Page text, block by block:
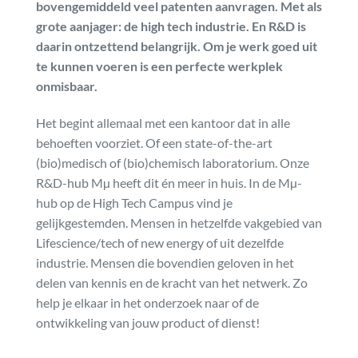
bovengemiddeld veel patenten aanvragen. Met als
grote aanjager: de high tech industrie. En R&D is
daarin ontzettend belangrijk. Om je werk goed uit
te kunnen voeren is een perfecte werkplek
onmisbaar.
Het begint allemaal met een kantoor dat in alle
behoeften voorziet. Of een state-of-the-art
(bio)medisch of (bio)chemisch laboratorium. Onze
R&D-hub Mµ heeft dit én meer in huis. In de Mµ-
hub op de High Tech Campus vind je
gelijkgestemden. Mensen in hetzelfde vakgebied van
Lifescience/tech of new energy of uit dezelfde
industrie. Mensen die bovendien geloven in het
delen van kennis en de kracht van het netwerk. Zo
help je elkaar in het onderzoek naar of de
ontwikkeling van jouw product of dienst!